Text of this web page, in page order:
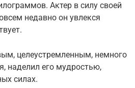
Актер в силу своей
недавно он увлекся
целеустремленным, немного
наделил его мудростью,
силах.